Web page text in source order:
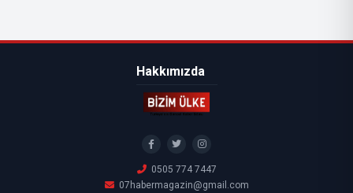
Hakkımızda
0505 774 7447
07habermagazin@gmail.com